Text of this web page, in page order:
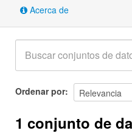
Acerca de
Ordenar por
1 conjunto de